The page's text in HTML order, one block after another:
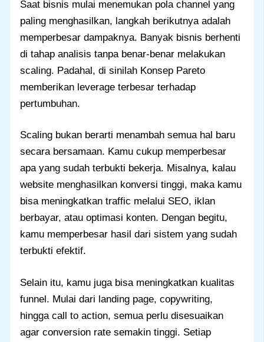
Saat bisnis mulai menemukan pola channel yang
paling menghasilkan, langkah berikutnya adalah
memperbesar dampaknya. Banyak bisnis berhenti
di tahap analisis tanpa benar-benar melakukan
scaling. Padahal, di sinilah Konsep Pareto
memberikan leverage terbesar terhadap
pertumbuhan.
Scaling bukan berarti menambah semua hal baru
secara bersamaan. Kamu cukup memperbesar
apa yang sudah terbukti bekerja. Misalnya, kalau
website menghasilkan konversi tinggi, maka kamu
bisa meningkatkan traffic melalui SEO, iklan
berbayar, atau optimasi konten. Dengan begitu,
kamu memperbesar hasil dari sistem yang sudah
terbukti efektif.
Selain itu, kamu juga bisa meningkatkan kualitas
funnel. Mulai dari landing page, copywriting,
hingga call to action, semua perlu disesuaikan
agar conversion rate semakin tinggi. Setiap